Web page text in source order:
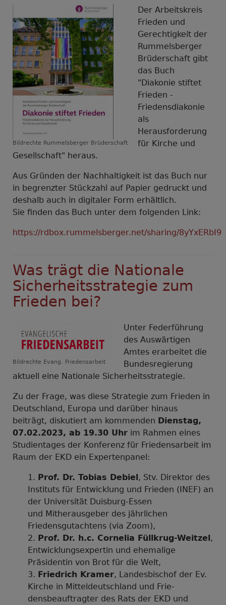
Bildrechte Rummelsberger Brüderschaft
Der Arbeitskreis
Frieden und
Gerechtigkeit der
Rummelsberger
Brüderschaft gibt
das Buch
"Diakonie stiftet
Frieden -
Friedensdiakonie
als
Herausforderung
für Kirche und
Gesellschaft" heraus.
Aus Gründen der Nachhaltigkeit ist das Buch nur
in begrenzter Stückzahl auf Papier gedruckt und
deshalb auch in digitaler Form erhältlich.
Sie finden das Buch unter dem folgenden Link:
https://rdbox.rummelsberger.net/sharing/8yYxERbI9
Was trägt die Nationale
Sicherheitsstrategie zum
Frieden bei?
Bildrechte Evang. Friedensarbeit
Unter Federführung
des Auswärtigen
Amtes erarbeitet die
Bundesregierung
aktuell eine Nationale Sicherheitsstrategie.
Zu der Frage, was diese Strategie zum Frieden in
Deutschland, Europa und darüber hinaus
beiträgt, diskutiert am kommenden Dienstag,
07.02.2023, ab 19.30 Uhr im Rahmen eines
Studientages der Konferenz für Friedensarbeit im
Raum der EKD ein Expertenpanel:
Prof. Dr. Tobias Debiel, Stv. Direktor des
Instituts für Entwicklung und Frieden (INEF) an
der Universität Duisburg-Essen
und Mitherausgeber des jährlichen
Friedensgutachtens (via Zoom),
Prof. Dr. h.c. Cornelia Füllkrug-Weitzel,
Entwicklungsexpertin und ehemalige
Präsidentin von Brot für die Welt,
Friedrich Kramer, Landesbischof der Ev.
Kirche in Mitteldeutschland und Frie-
densbeauftragter des Rats der EKD und